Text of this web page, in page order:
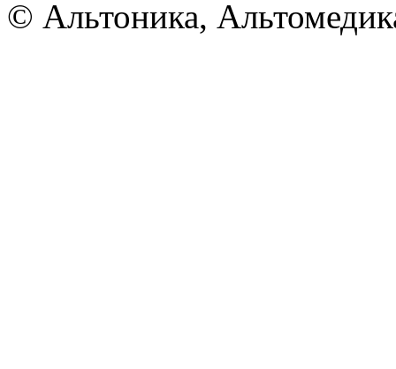
© Альтоника,